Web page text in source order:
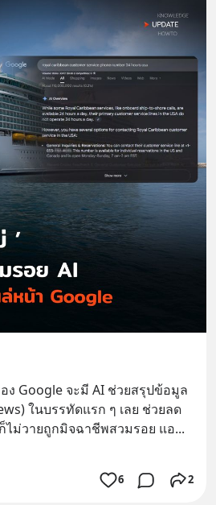
Google จะมี AI ช่วยสรุปข้อมูล
ในบรรทัดแรก ๆ เลย ช่วยลด
ไม่วายถูกมิจฉาชีพสวมรอย แอ
6 2